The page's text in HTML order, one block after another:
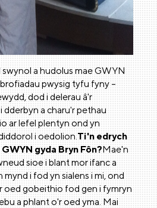
a hudolus mae GWYN
pwysig tyfu fyny –
dod i delerau â'r
dderbyn a charu'r pethau
ar lefel plentyn ond yn
i oedolion.Ti'n edrych
gyda Bryn Fôn?Mae'n
sioe i blant mor ifanc a
i fod yn sialens i mi, ond
oed gobeithio fod gen i fymryn
a phlant o'r oed yma. Mai